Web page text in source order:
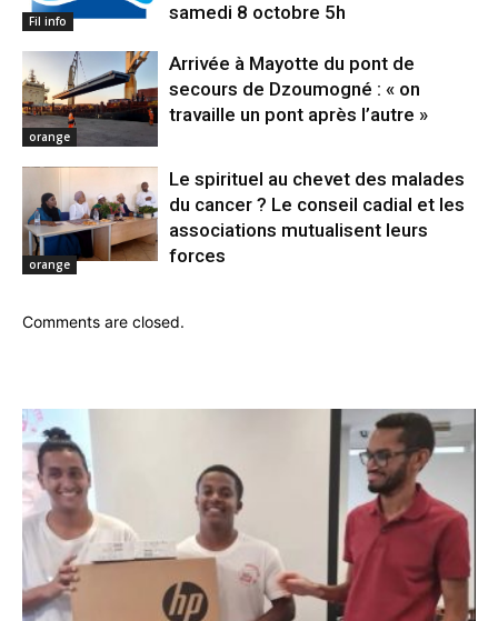
Fil info
samedi 8 octobre 5h
orange
Arrivée à Mayotte du pont de
secours de Dzoumogné : « on
travaille un pont après l’autre »
orange
Le spirituel au chevet des malades
du cancer ? Le conseil cadial et les
associations mutualisent leurs
forces
Comments are closed.